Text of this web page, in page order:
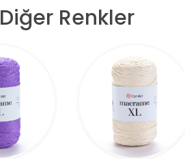
Diğer Renkler